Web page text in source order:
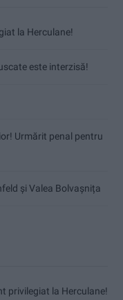
la Herculane!
este interzisă!
Urmărit penal pentru
și Valea Bolvașnița
privilegiat la Herculane!